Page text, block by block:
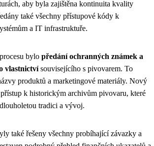
aby byla zajištěna kontinuita kvality
také všechny přístupové kódy k
a IT infrastruktuře.
bylo předání ochranných známek a
vlastnictvísouvisejícího s pivovarem. To
produktů a marketingové materiály. Nový
k historickým archivům pivovaru, které
tradici a vývoj.
také řešeny všechny probíhající závazky a